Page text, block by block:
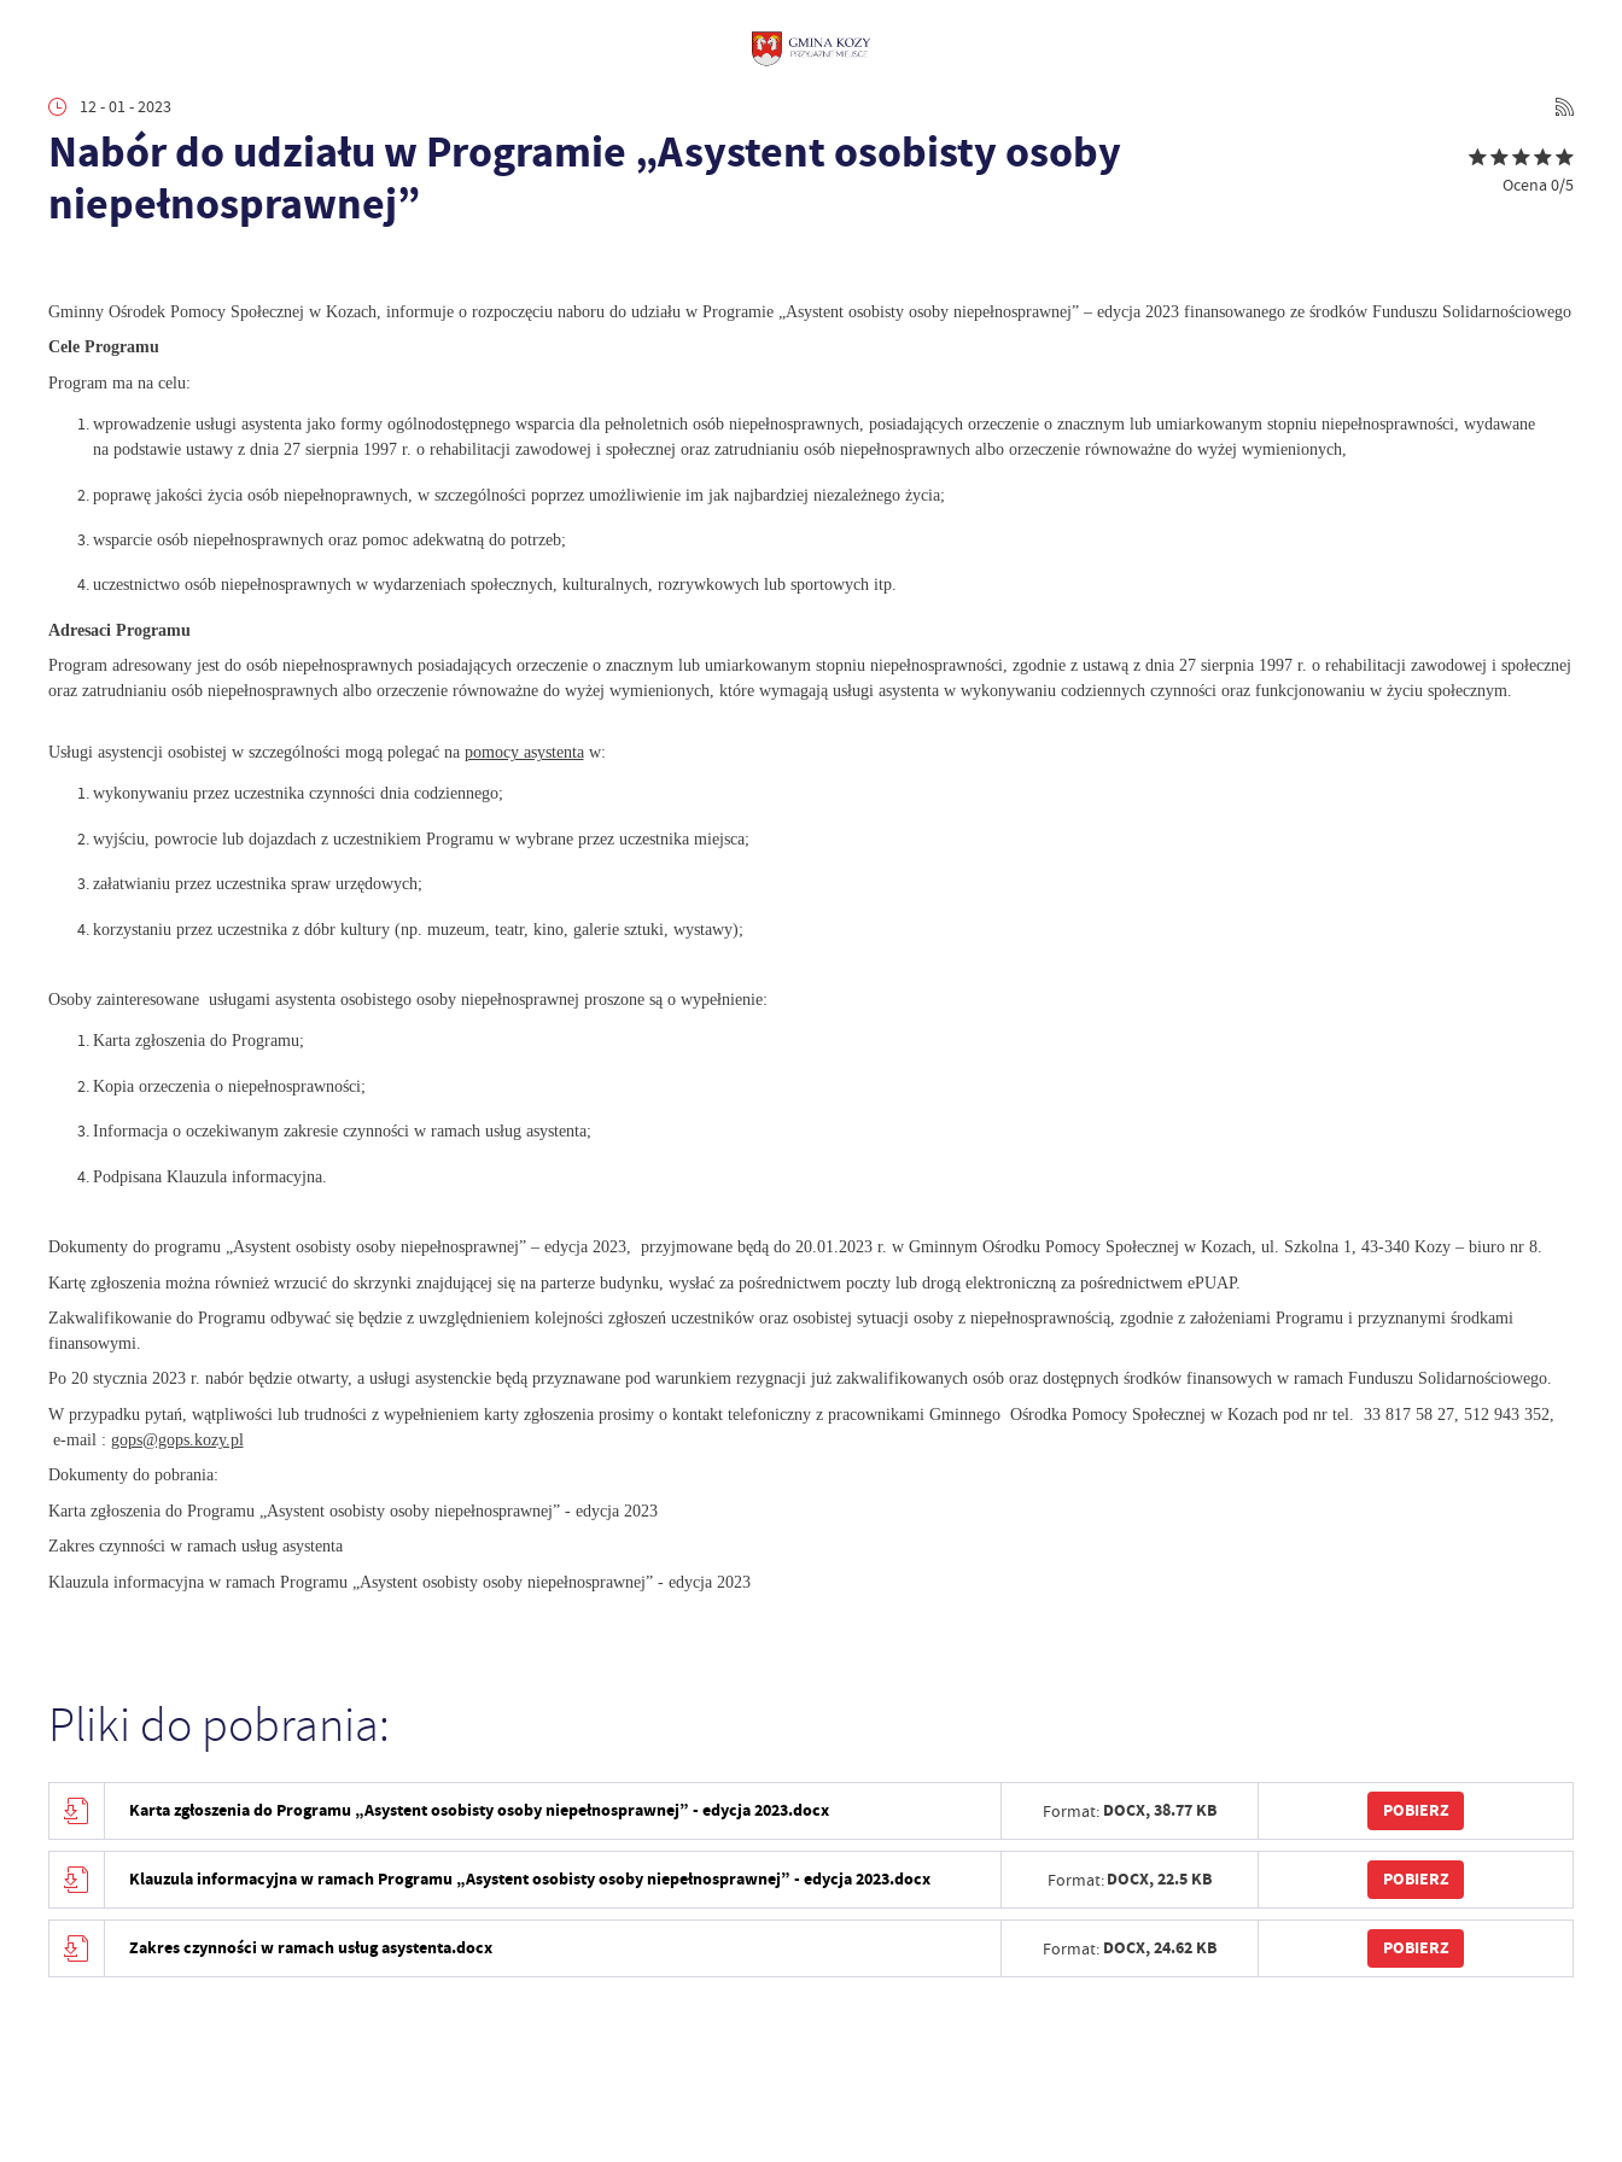
12 - 01 - 2023
Nabór do udziału w Programie „Asystent osobisty osoby
niepełnosprawnej”
Ocena 0/5
Gminny Ośrodek Pomocy Społecznej w Kozach, informuje o rozpoczęciu naboru do udziału w Programie „Asystent osobisty osoby niepełnosprawnej” – edycja 2023 finansowanego ze środków Funduszu Solidarnościowego
Cele Programu
Program ma na celu:
wprowadzenie usługi asystenta jako formy ogólnodostępnego wsparcia dla pełnoletnich osób niepełnosprawnych, posiadających orzeczenie o znacznym lub umiarkowanym stopniu niepełnosprawności, wydawane
na podstawie ustawy z dnia 27 sierpnia 1997 r. o rehabilitacji zawodowej i społecznej oraz zatrudnianiu osób niepełnosprawnych albo orzeczenie równoważne do wyżej wymienionych,
poprawę jakości życia osób niepełnoprawnych, w szczególności poprzez umożliwienie im jak najbardziej niezależnego życia;
wsparcie osób niepełnosprawnych oraz pomoc adekwatną do potrzeb;
uczestnictwo osób niepełnosprawnych w wydarzeniach społecznych, kulturalnych, rozrywkowych lub sportowych itp.
Adresaci Programu
Program adresowany jest do osób niepełnosprawnych posiadających orzeczenie o znacznym lub umiarkowanym stopniu niepełnosprawności, zgodnie z ustawą z dnia 27 sierpnia 1997 r. o rehabilitacji zawodowej i społecznej
oraz zatrudnianiu osób niepełnosprawnych albo orzeczenie równoważne do wyżej wymienionych, które wymagają usługi asystenta w wykonywaniu codziennych czynności oraz funkcjonowaniu w życiu społecznym.
Usługi asystencji osobistej w szczególności mogą polegać na pomocy asystentaw:
wykonywaniu przez uczestnika czynności dnia codziennego;
wyjściu, powrocie lub dojazdach z uczestnikiem Programu w wybrane przez uczestnika miejsca;
załatwianiu przez uczestnika spraw urzędowych;
korzystaniu przez uczestnika z dóbr kultury (np. muzeum, teatr, kino, galerie sztuki, wystawy);
Osoby zainteresowane usługami asystenta osobistego osoby niepełnosprawnej proszone są o wypełnienie:
Karta zgłoszenia do Programu;
Kopia orzeczenia o niepełnosprawności;
Informacja o oczekiwanym zakresie czynności w ramach usług asystenta;
Podpisana Klauzula informacyjna.
Dokumenty do programu „Asystent osobisty osoby niepełnosprawnej” – edycja 2023, przyjmowane będą do 20.01.2023 r. w Gminnym Ośrodku Pomocy Społecznej w Kozach, ul. Szkolna 1, 43-340 Kozy – biuro nr 8.
Kartę zgłoszenia można również wrzucić do skrzynki znajdującej się na parterze budynku, wysłać za pośrednictwem poczty lub drogą elektroniczną za pośrednictwem ePUAP.
Zakwalifikowanie do Programu odbywać się będzie z uwzględnieniem kolejności zgłoszeń uczestników oraz osobistej sytuacji osoby z niepełnosprawnością, zgodnie z założeniami Programu i przyznanymi środkami
finansowymi.
Po 20 stycznia 2023 r. nabór będzie otwarty, a usługi asystenckie będą przyznawane pod warunkiem rezygnacji już zakwalifikowanych osób oraz dostępnych środków finansowych w ramach Funduszu Solidarnościowego.
W przypadku pytań, wątpliwości lub trudności z wypełnieniem karty zgłoszenia prosimy o kontakt telefoniczny z pracownikami Gminnego Ośrodka Pomocy Społecznej w Kozach pod nr tel. 33 817 58 27, 512 943 352,
e-mail : gops@gops.kozy.pl
Dokumenty do pobrania:
Karta zgłoszenia do Programu „Asystent osobisty osoby niepełnosprawnej” - edycja 2023
Zakres czynności w ramach usług asystenta
Klauzula informacyjna w ramach Programu „Asystent osobisty osoby niepełnosprawnej” - edycja 2023
Pliki do pobrania:
Karta zgłoszenia do Programu „Asystent osobisty osoby niepełnosprawnej” - edycja 2023.docx Format: DOCX,38.77 KB POBIERZ
Klauzula informacyjna w ramach Programu „Asystent osobisty osoby niepełnosprawnej” - edycja 2023.docx Format:DOCX,22.5 KB POBIERZ
Zakres czynności w ramach usług asystenta.docx Format: DOCX,24.62 KB POBIERZ